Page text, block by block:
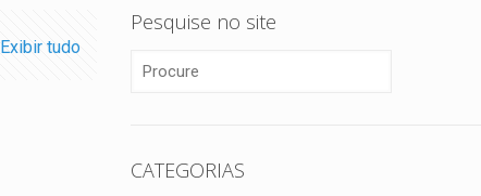
Exibir tudo
Pesquise no site
CATEGORIAS